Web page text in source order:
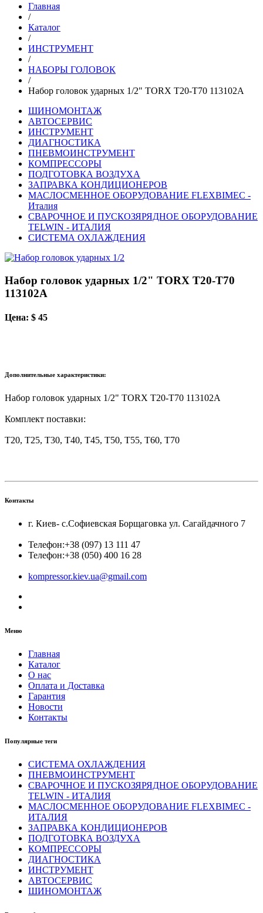
Главная
/
Каталог
/
ИНСТРУМЕНТ
/
НАБОРЫ ГОЛОВОК
/
Набор головок ударных 1/2" TORX T20-T70 113102A
ШИНОМОНТАЖ
АВТОСЕРВИС
ИНСТРУМЕНТ
ДИАГНОСТИКА
ПНЕВМОИНСТРУМЕНТ
КОМПРЕССОРЫ
ПОДГОТОВКА ВОЗДУХА
ЗАПРАВКА КОНДИЦИОНЕРОВ
МАСЛОСМЕННОЕ ОБОРУДОВАНИЕ FLEXBIMEC -
Италия
СВАРОЧНОЕ И ПУСКОЗЯРЯДНОЕ ОБОРУДОВАНИЕ
TELWIN - ИТАЛИЯ
СИСТЕМА ОХЛАЖДЕНИЯ
Набор головок ударных 1/2" TORX T20-T70
113102A
Цена: $ 45
Дополнительные характеристики:
Набор головок ударных 1/2" TORX T20-T70 113102A
Комплект поставки:
T20, T25, T30, T40, T45, T50, T55, T60, T70
Контакты
г. Киев- с.Софиевская Борщаговка ул. Сагайдачного 7
Телефон:+38 (097) 13 111 47
Телефон:+38 (050) 400 16 28
kompressor.kiev.ua@gmail.com
Меню
Главная
Каталог
О нас
Оплата и Доставка
Гарантия
Новости
Контакты
Популярные теги
СИСТЕМА ОХЛАЖДЕНИЯ
ПНЕВМОИНСТРУМЕНТ
СВАРОЧНОЕ И ПУСКОЗЯРЯДНОЕ ОБОРУДОВАНИЕ
TELWIN - ИТАЛИЯ
МАСЛОСМЕННОЕ ОБОРУДОВАНИЕ FLEXBIMEC -
ИТАЛИЯ
ЗАПРАВКА КОНДИЦИОНЕРОВ
ПОДГОТОВКА ВОЗДУХА
КОМПРЕССОРЫ
ДИАГНОСТИКА
ИНСТРУМЕНТ
АВТОСЕРВИС
ШИНОМОНТАЖ